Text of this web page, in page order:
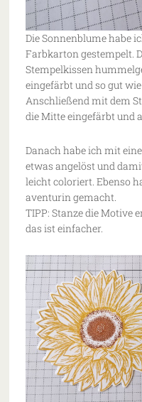
Die Sonnenblume habe
Farbkarton gestempelt.
Stempelkissen
eingefärbt und so gut
Anschließend mit dem
die Mitte eingefärbt und
Danach habe ich mit
etwas angelöst und
leicht coloriert. Ebenso
aventurin gemacht.
TIPP: Stanze die Motive
das ist einfacher.